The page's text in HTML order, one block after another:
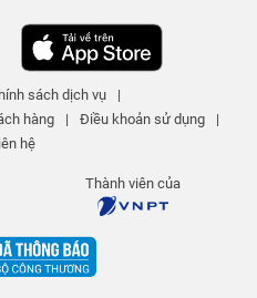
sách dịch vụ
|
hàng
| Điều khoản sử dụng
|
hệ
Thành viên của